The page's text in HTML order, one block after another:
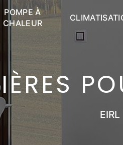
POMPE À
CHALEUR
EIRL